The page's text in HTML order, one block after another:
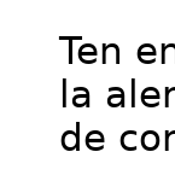
Ten
la
de